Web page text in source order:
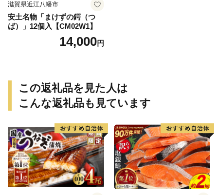
滋賀県近江八幡市
安土名物「まけずの鍔（つ
ば）」12個入【CM02W1】
14,000円
この返礼品を見た人は
こんな返礼品も見ています